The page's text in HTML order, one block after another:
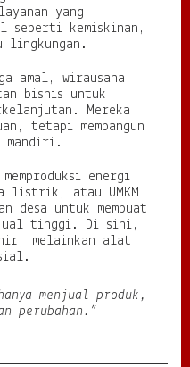
yang
seperti kemiskinan,
lingkungan.
amal, wirausaha
bisnis untuk
Mereka
tetapi membangun
mandiri.
energi
listrik, atau UMKM
desa untuk membuat
tinggi. Di sini,
melainkan alat
menjual produk,
perubahan.”